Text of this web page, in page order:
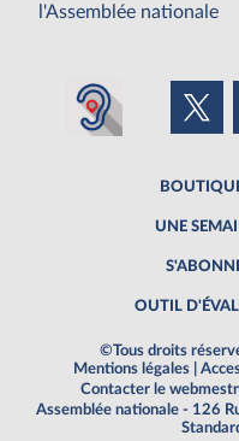
l'Assemblée nationale
UNE
OUTIL
©Tous droits
Mentions légales
Contacter le
Assemblée nationale - 126